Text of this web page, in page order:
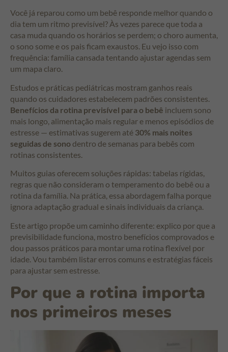
Você já reparou como um bebê responde melhor quando o
dia tem um ritmo previsível? Às vezes parece que toda a
casa muda quando os horários se perdem; o choro aumenta,
o sono some e os pais ficam exaustos. Eu vejo isso com
frequência: família cansada tentando ajustar agendas sem
um mapa claro.
Estudos e práticas pediátricas mostram ganhos reais
quando os cuidadores estabelecem padrões consistentes.
Benefícios da rotina previsível para o bebê incluem sono
mais longo, alimentação mais regular e menos episódios de
estresse — estimativas sugerem até 30% mais noites
seguidas de sono dentro de semanas para bebês com
rotinas consistentes.
Muitos guias oferecem soluções rápidas: tabelas rígidas,
regras que não consideram o temperamento do bebê ou a
rotina da família. Na prática, essa abordagem falha porque
ignora adaptação gradual e sinais individuais da criança.
Este artigo propõe um caminho diferente: explico por que a
previsibilidade funciona, mostro benefícios comprovados e
dou passos práticos para montar uma rotina flexível por
idade. Vou também listar erros comuns e estratégias fáceis
para ajustar sem estresse.
Por que a rotina importa
nos primeiros meses